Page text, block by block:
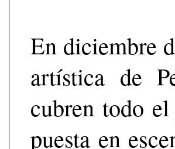
En diciembre
artística de
cubren todo
puesta en